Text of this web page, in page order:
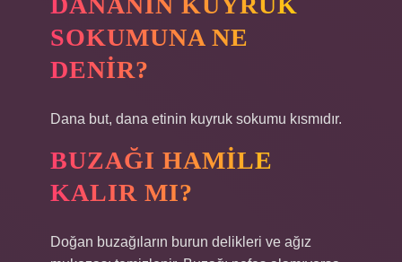
SOKUMUNA NE
DENIR?
Dana but, dana etinin kuyruk sokumu kısmıdır.
BUZAĞI HAMILE
KALIR MI?
Doğan buzağıların burun delikleri ve ağız